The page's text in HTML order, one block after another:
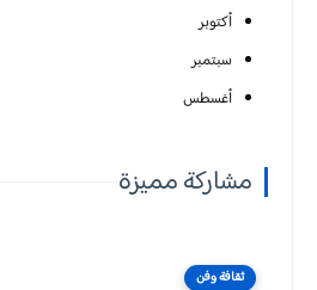
أكتوبر
سبتمبر
أغسطس
مشاركة مميزة
ثقافة وفن